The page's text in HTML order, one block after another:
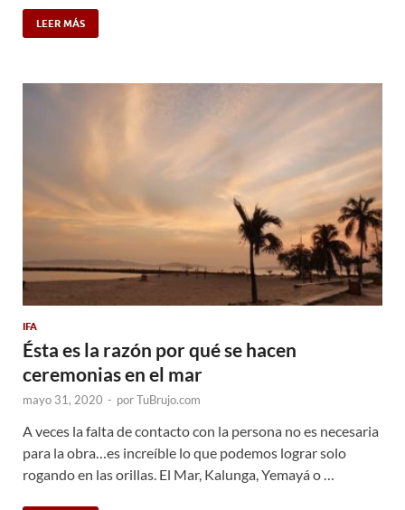
LEER MÁS
IFA
Ésta es la razón por qué se hacen
ceremonias en el mar
mayo 31, 2020 - porTuBrujo.com
A veces la falta de contacto con la persona no es necesaria
para la obra…es increíble lo que podemos lograr solo
rogando en las orillas. El Mar, Kalunga, Yemayá o …